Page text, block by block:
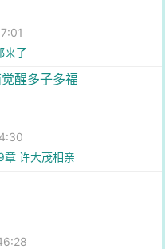
来了
醒多子多福
章 许大茂相亲